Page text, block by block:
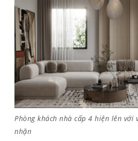
Phòng khách nhà cấp 4 hiện lên với
nhặn